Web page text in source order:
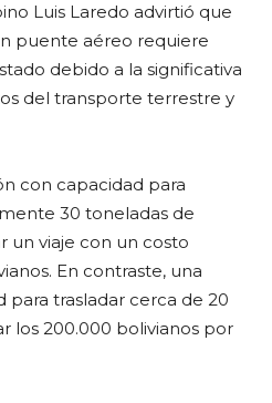
Luis Laredo advirtió que
puente aéreo requiere
debido a la significativa
del transporte terrestre y
con capacidad para
30 toneladas de
un viaje con un costo
En contraste, una
para trasladar cerca de 20
los 200.000 bolivianos por